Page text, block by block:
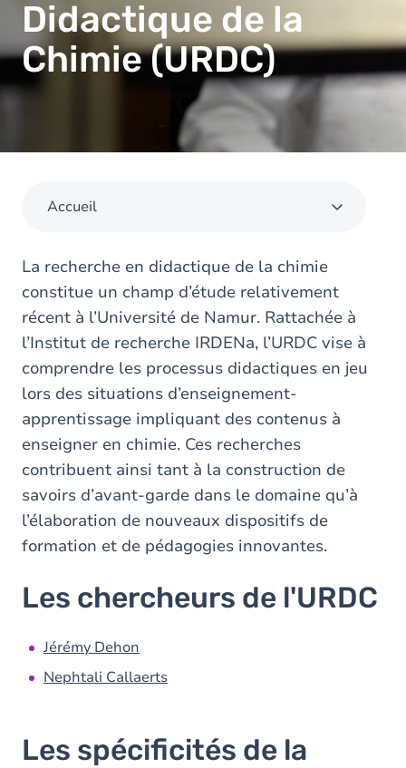
Didactique de la
Chimie (URDC)
Accueil
La recherche en didactique de la chimie
constitue un champ d’étude relativement
récent à l’Université de Namur. Rattachée à
l’Institut de recherche IRDENa, l’URDC vise à
comprendre les processus didactiques en jeu
lors des situations d’enseignement-
apprentissage impliquant des contenus à
enseigner en chimie. Ces recherches
contribuent ainsi tant à la construction de
savoirs d’avant-garde dans le domaine qu’à
l’élaboration de nouveaux dispositifs de
formation et de pédagogies innovantes.
Les chercheurs de l'URDC
Jérémy Dehon
Nephtali Callaerts
Les spécificités de la